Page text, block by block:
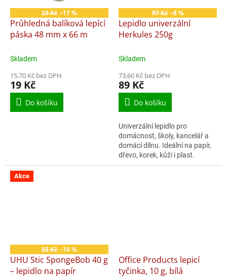
23 Kč –17 %
Průhledná balíková lepící
páska 48 mm x 66 m
Skladem
15,70 Kč bez DPH
19 Kč
Do košíku
97 Kč –8 %
Lepidlo univerzální
Herkules 250g
Skladem
73,60 Kč bez DPH
89 Kč
Do košíku
Univerzální lepidlo pro
domácnost, školy, kancelář a
domácí dílnu. Ideální na papír,
dřevo, korek, kůži i plast.
Akce
55 Kč –16 %
UHU Stic SpongeBob 40 g
– lepidlo na papír
Office Products lepicí
tyčinka, 10 g, bílá